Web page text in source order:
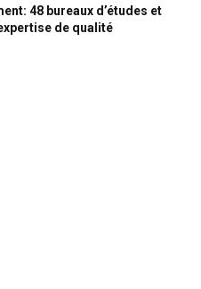
48 bureaux d’études et
de qualité